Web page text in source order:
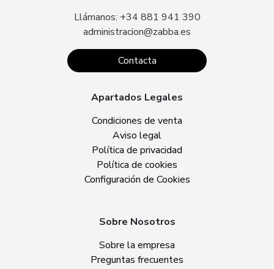
Llámanos: +34 881 941 390
administracion@zabba.es
Contacta
Apartados Legales
Condiciones de venta
Aviso legal
Política de privacidad
Política de cookies
Configuración de Cookies
Sobre Nosotros
Sobre la empresa
Preguntas frecuentes